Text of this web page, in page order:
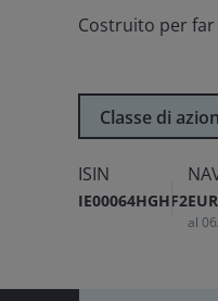
Costruito per
Seleziona
Classe di
ISIN
IE00064HGHF2
al